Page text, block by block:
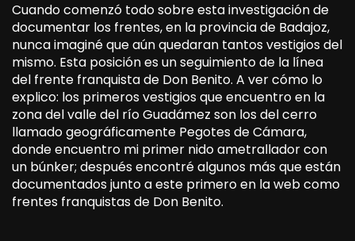
Cuando comenzó todo sobre esta investigación de
documentar los frentes, en la provincia de Badajoz,
nunca imaginé que aún quedaran tantos vestigios del
mismo. Esta posición es un seguimiento de la línea
del frente franquista de Don Benito. A ver cómo lo
explico: los primeros vestigios que encuentro en la
zona del valle del río Guadámez son los del cerro
llamado geográficamente Pegotes de Cámara,
donde encuentro mi primer nido ametrallador con
un búnker; después encontré algunos más que están
documentados junto a este primero en la web como
frentes franquistas de Don Benito.